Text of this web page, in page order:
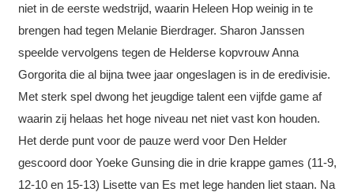
niet in de eerste wedstrijd, waarin Heleen Hop weinig in te
brengen had tegen Melanie Bierdrager. Sharon Janssen
speelde vervolgens tegen de Helderse kopvrouw Anna
Gorgorita die al bijna twee jaar ongeslagen is in de eredivisie.
Met sterk spel dwong het jeugdige talent een vijfde game af
waarin zij helaas het hoge niveau net niet vast kon houden.
Het derde punt voor de pauze werd voor Den Helder
gescoord door Yoeke Gunsing die in drie krappe games (11-9,
12-10 en 15-13) Lisette van Es met lege handen liet staan. Na